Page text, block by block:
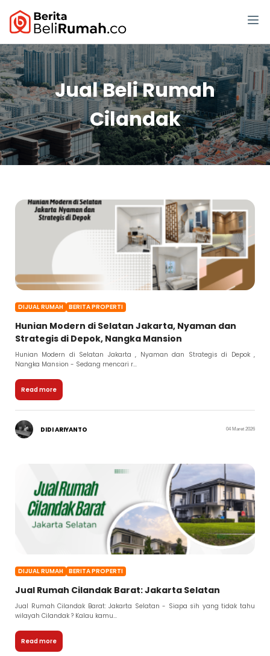
Jual Beli Rumah
Cilandak
DIJUAL RUMAH BERITA PROPERTI
Hunian Modern di Selatan Jakarta, Nyaman dan
Strategis di Depok, Nangka Mansion
Hunian Modern di Selatan Jakarta , Nyaman dan Strategis di Depok ,
Nangka Mansion - Sedang mencari r...
Read more
DIDI ARIYANTO 04 Maret 2026
DIJUAL RUMAH BERITA PROPERTI
Jual Rumah Cilandak Barat: Jakarta Selatan
Jual Rumah Cilandak Barat: Jakarta Selatan - Siapa sih yang tidak tahu
wilayah Cilandak ? Kalau kamu...
Read more